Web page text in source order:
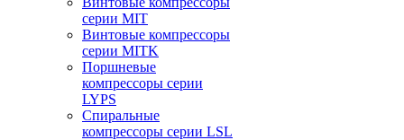
серии MIT
Винтовые компрессоры
серии MITK
Поршневые
компрессоры серии
LYPS
Спиральные
компрессоры серии LSL